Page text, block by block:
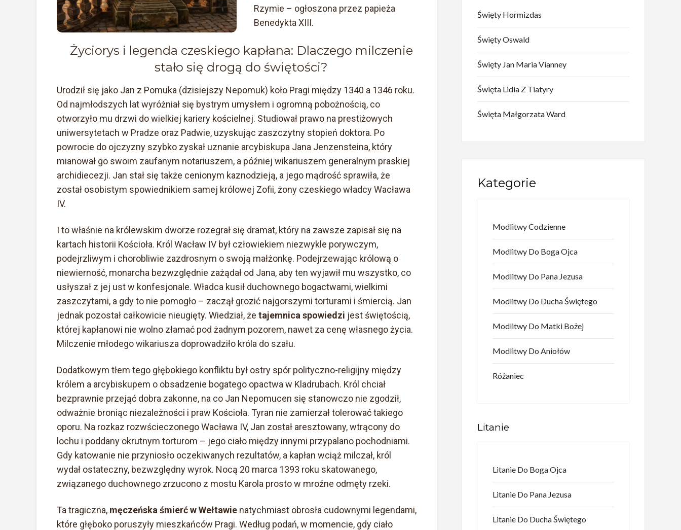
Rzymie – ogłoszona przez papieża
Benedykta XIII.
Życiorys i legenda czeskiego kapłana: Dlaczego milczenie
stało się drogą do świętości?
Urodził się jako Jan z Pomuka (dzisiejszy Nepomuk) koło Pragi między 1340 a 1346 roku.
Od najmłodszych lat wyróżniał się bystrym umysłem i ogromną pobożnością, co
otworzyło mu drzwi do wielkiej kariery kościelnej. Studiował prawo na prestiżowych
uniwersytetach w Pradze oraz Padwie, uzyskując zaszczytny stopień doktora. Po
powrocie do ojczyzny szybko zyskał uznanie arcybiskupa Jana Jenzensteina, który
mianował go swoim zaufanym notariuszem, a później wikariuszem generalnym praskiej
archidiecezji. Jan stał się także cenionym kaznodzieją, a jego mądrość sprawiła, że
został osobistym spowiednikiem samej królowej Zofii, żony czeskiego władcy Wacława
IV.
I to właśnie na królewskim dworze rozegrał się dramat, który na zawsze zapisał się na
kartach historii Kościoła. Król Wacław IV był człowiekiem niezwykle porywczym,
podejrzliwym i chorobliwie zazdrosnym o swoją małżonkę. Podejrzewając królową o
niewierność, monarcha bezwzględnie zażądał od Jana, aby ten wyjawił mu wszystko, co
usłyszał z jej ust w konfesjonale. Władca kusił duchownego bogactwami, wielkimi
zaszczytami, a gdy to nie pomogło – zaczął grozić najgorszymi torturami i śmiercią. Jan
jednak pozostał całkowicie nieugięty. Wiedział, że tajemnica spowiedzi jest świętością,
której kapłanowi nie wolno złamać pod żadnym pozorem, nawet za cenę własnego życia.
Milczenie młodego wikariusza doprowadziło króla do szału.
Dodatkowym tłem tego głębokiego konfliktu był ostry spór polityczno-religijny między
królem a arcybiskupem o obsadzenie bogatego opactwa w Kladrubach. Król chciał
bezprawnie przejąć dobra zakonne, na co Jan Nepomucen się stanowczo nie zgodził,
odważnie broniąc niezależności i praw Kościoła. Tyran nie zamierzał tolerować takiego
oporu. Na rozkaz rozwścieczonego Wacława IV, Jan został aresztowany, wtrącony do
lochu i poddany okrutnym torturom – jego ciało między innymi przypalano pochodniami.
Gdy katowanie nie przyniosło oczekiwanych rezultatów, a kapłan wciąż milczał, król
wydał ostateczny, bezwzględny wyrok. Nocą 20 marca 1393 roku skatowanego,
związanego duchownego zrzucono z mostu Karola prosto w mroźne odmęty rzeki.
Ta tragiczna, męczeńska śmierć w Wełtawie natychmiast obrosła cudownymi legendami,
które głęboko poruszyły mieszkańców Pragi. Według podań, w momencie, gdy ciało
Święty Hormizdas
Święty Oswald
Święty Jan Maria Vianney
Święta Lidia Z Tiatyry
Święta Małgorzata Ward
Kategorie
Modlitwy Codzienne
Modlitwy Do Boga Ojca
Modlitwy Do Pana Jezusa
Modlitwy Do Ducha Świętego
Modlitwy Do Matki Bożej
Modlitwy Do Aniołów
Różaniec
Litanie
Litanie Do Boga Ojca
Litanie Do Pana Jezusa
Litanie Do Ducha Świętego